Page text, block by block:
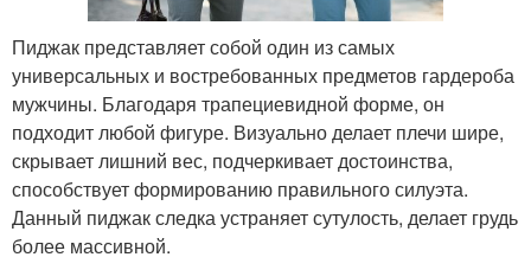
Пиджак представляет собой один из самых
универсальных и востребованных предметов гардероба
мужчины. Благодаря трапециевидной форме, он
подходит любой фигуре. Визуально делает плечи шире,
скрывает лишний вес, подчеркивает достоинства,
способствует формированию правильного силуэта.
Данный пиджак следка устраняет сутулость, делает грудь
более массивной.